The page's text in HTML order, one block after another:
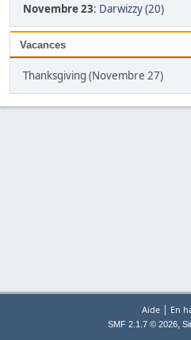
Novembre 23: Darwizzy (20)
Vacances
Thanksgiving (Novembre 27)
Aide | En
SMF 2.1.7 © 2026,